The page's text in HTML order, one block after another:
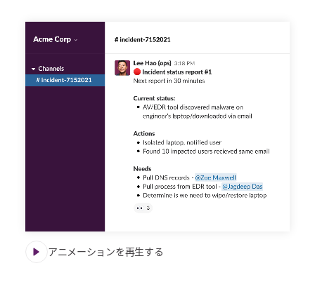
アニメーションを再生する